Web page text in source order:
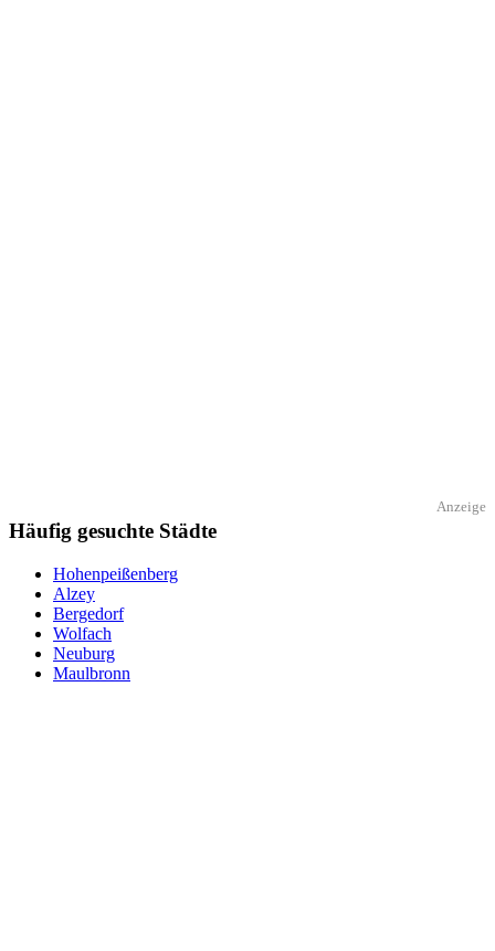
Anzeige
Häufig gesuchte Städte
Hohenpeißenberg
Alzey
Bergedorf
Wolfach
Neuburg
Maulbronn